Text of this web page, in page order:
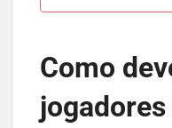
Como